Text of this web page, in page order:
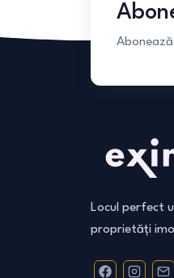
Locul perfect
proprietăți